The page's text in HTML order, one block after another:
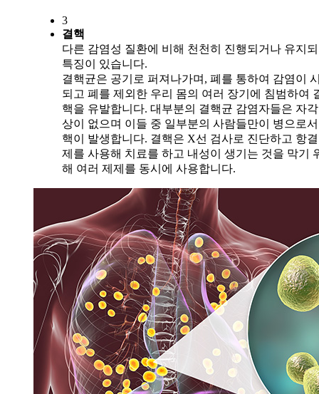
3
결핵
다른 감염성 질환에 비해 천천히 진행되거나 유지
특징이 있습니다.
결핵균은 공기로 퍼져나가며, 폐를 통하여 감염이
되고 폐를 제외한 우리 몸의 여러 장기에 침범하여
핵을 유발합니다. 대부분의 결핵균 감염자들은 자
상이 없으며 이들 중 일부분의 사람들만이 병으로
핵이 발생합니다. 결핵은 X선 검사로 진단하고 항
제를 사용해 치료를 하고 내성이 생기는 것을 막기
해 여러 제제를 동시에 사용합니다.